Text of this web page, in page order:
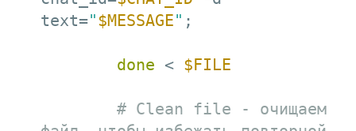
text="$MESSAGE" ;
done < $FILE
# Clean file - очищаем